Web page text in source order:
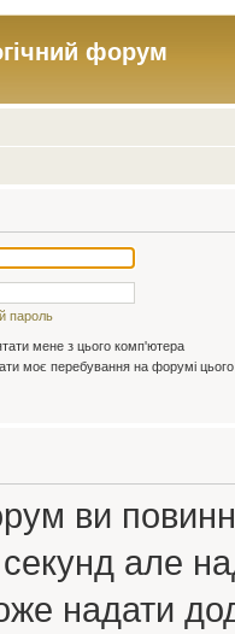
форум
пароль
мене з цього комп'ютера
моє перебування на форумі
ви
але
надати